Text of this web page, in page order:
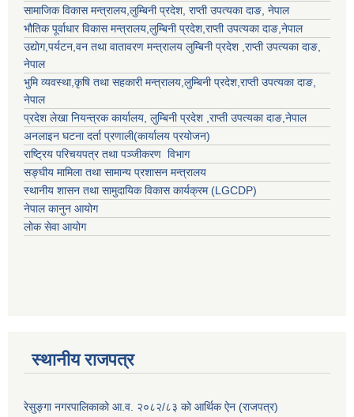
सामाजिक विकास मन्त्रालय,लुम्बिनी प्रदेश, राप्ती उपत्यका दाङ, नेपाल
भौतिक पूर्वाधार विकास मन्त्रालय,लुम्बिनी प्रदेश,राप्ती उपत्यका दाङ,नेपाल
उद्याेग,पर्यटन,वन तथा वातावरण मन्त्रालय लुम्बिनी प्रदेश ,राप्ती उपत्यका दाङ,
नेपाल
भुमि व्यवस्था,कृषि तथा सहकारी मन्त्रालय,लुम्बिनी प्रदेश,राप्ती उपत्यका दाङ,
नेपाल
प्रदेश लेखा नियन्त्रक कार्यालय, लुम्बिनी प्रदेश ,राप्ती उपत्यका दाङ,नेपाल
अनलाइन घटना दर्ता प्रणाली(कार्यालय प्रयोजन)
राष्ट्रिय परिचयपत्र तथा पञ्जीकरण विभाग
सङ्घीय मामिला तथा सामान्य प्रशासन मन्त्रालय
स्थानीय शासन तथा सामुदायिक विकास कार्यक्रम (LGCDP)
नेपाल कानुन आयोग
लोक सेवा आयोग
स्थानीय राजपत्र
रेसु्ङ्गा नगरपालिकाको आ.व. २०८२/८३ को आर्थिक ऐन (राजपत्र)